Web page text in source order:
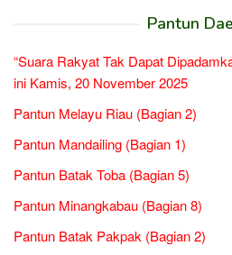
Pantun
“Suara Rakyat Tak Dapat
ini Kamis, 20 November 2025
Pantun Melayu Riau (Bagian 2)
Pantun Mandailing (Bagian 1)
Pantun Batak Toba (Bagian 5)
Pantun Minangkabau (Bagian 8)
Pantun Batak Pakpak (Bagian 2)